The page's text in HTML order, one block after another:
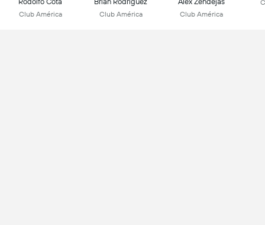
Club América Club América Club América